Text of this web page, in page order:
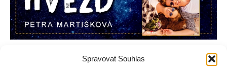
Spravovat Souhlas
nemůže se dočkat léta. Těší se na dovolenou u moře a hlavně